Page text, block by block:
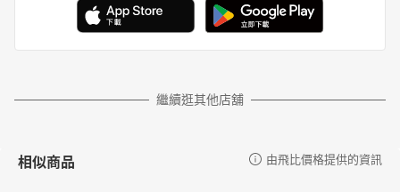
繼續逛其他店舖
相似商品 由飛比價格提供的資訊